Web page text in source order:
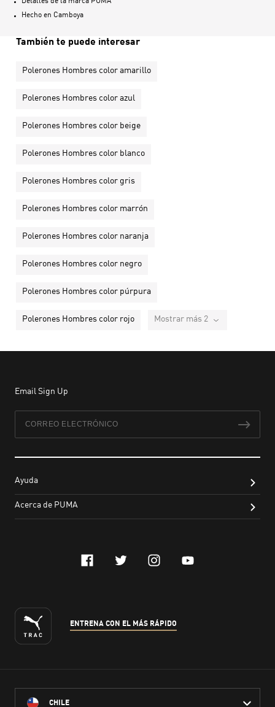
Hecho en Camboya
También te puede interesar
Polerones Hombres color amarillo
Polerones Hombres color azul
Polerones Hombres color beige
Polerones Hombres color blanco
Polerones Hombres color gris
Polerones Hombres color marrón
Polerones Hombres color naranja
Polerones Hombres color negro
Polerones Hombres color púrpura
Polerones Hombres color rojo Mostrar más 2